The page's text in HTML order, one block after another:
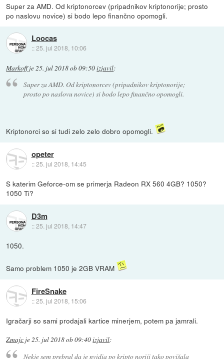
Super za AMD. Od kriptonorcev (pripadnikov kriptonorije; prosto
po naslovu novice) si bodo lepo finančno opomogli.
Loocas
::25. jul 2018, 10:06
Markoffje25. jul 2018 ob 09:50izjavil:
Super za AMD. Od kriptonorcev (pripadnikov kriptonorije;
prosto po naslovu novice) si bodo lepo finančno opomogli.
Kriptonorci so si tudi zelo zelo dobro opomogli.
opeter
::25. jul 2018, 14:45
S katerim Geforce-om se primerja Radeon RX 560 4GB? 1050?
1050 Ti?
D3m
::25. jul 2018, 14:47
1050.
Samo problem 1050 je 2GB VRAM
FireSnake
::25. jul 2018, 15:06
Igračarji so sami prodajali kartice minerjem, potem pa jamrali.
Zmajc je25. jul 2018 ob 09:40izjavil:
Nekje sem prebral da je nvidia po kripto noriji tako povišala